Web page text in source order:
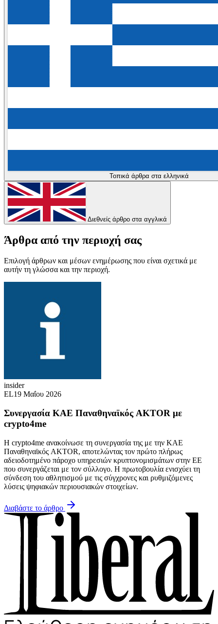
Τοπικά άρθρα στα ελληνικά
Διεθνείς άρθρο στα αγγλικά
Άρθρα από την περιοχή σας
Επιλογή άρθρων και μέσων ενημέρωσης που είναι σχετικά με
αυτήν τη γλώσσα και την περιοχή.
insider
EL19 Μαΐου 2026
Συνεργασία ΚΑΕ Παναθηναϊκός AKTOR με
crypto4me
Η crypto4me ανακοίνωσε τη συνεργασία της με την ΚΑΕ
Παναθηναϊκός AKTOR, αποτελώντας τον πρώτο πλήρως
αδειοδοτημένο πάροχο υπηρεσιών κρυπτονομισμάτων στην ΕΕ
που συνεργάζεται με τον σύλλογο. Η πρωτοβουλία ενισχύει τη
σύνδεση του αθλητισμού με τις σύγχρονες και ρυθμιζόμενες
λύσεις ψηφιακών περιουσιακών στοιχείων.
Διαβάστε το άρθρο